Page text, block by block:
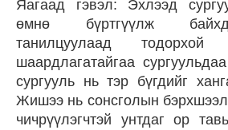
Яагаад гэвэл: Эхлээд
өмнө бүртгүүлж
танилцуулаад
шаардлагатайгаа
сургууль нь тэр бүгдийг
Жишээ нь сонсголын
чичрүүлэгчтэй унтдаг ор